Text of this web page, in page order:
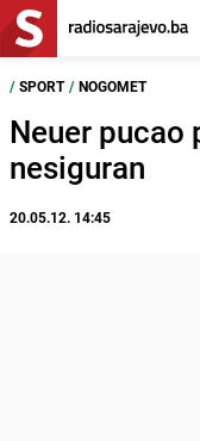
/ SPORT / NOGOMET
Neuer pucao
nesiguran
20.05.12. 14:45